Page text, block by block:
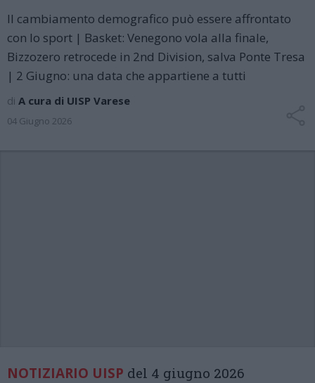
Il cambiamento demografico può essere affrontato
con lo sport | Basket: Venegono vola alla finale,
Bizzozero retrocede in 2nd Division, salva Ponte Tresa
| 2 Giugno: una data che appartiene a tutti
di A cura di UISP Varese
04 Giugno 2026
NOTIZIARIO UISP del 4 giugno 2026